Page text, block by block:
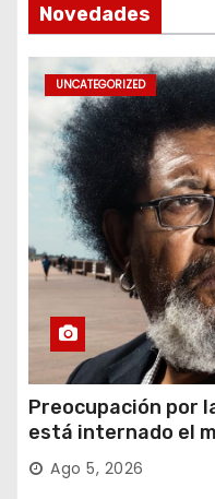
Novedades
UNCATEGORIZED
Preocupación por
está internado el
Ago 5, 2026